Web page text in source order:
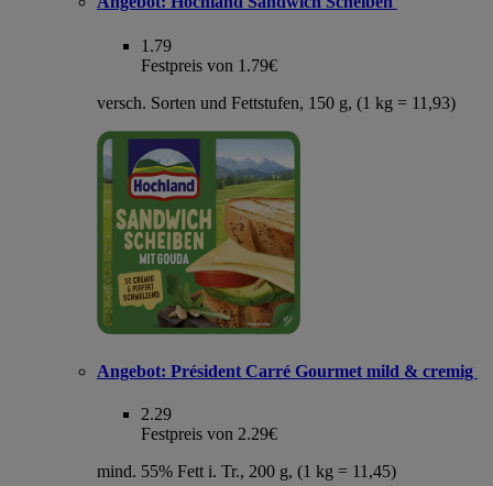
1.79
Festpreis von 1.79€
versch. Sorten und Fettstufen, 150 g, (1 kg = 11,93)
Angebot: Président Carré Gourmet mild & cremig
2.29
Festpreis von 2.29€
mind. 55% Fett i. Tr., 200 g, (1 kg = 11,45)